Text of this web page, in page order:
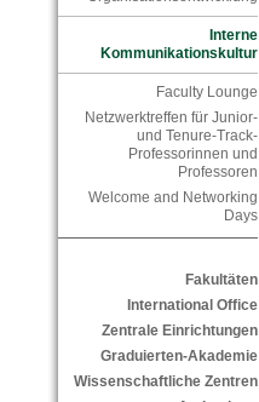
Interne
Kommunikationskultur
Faculty Lounge
Netzwerktreffen für Junior-
und Tenure-Track-
Professorinnen und
Professoren
Welcome and Networking
Days
Fakultäten
International Office
Zentrale Einrichtungen
Graduierten-Akademie
Wissenschaftliche Zentren